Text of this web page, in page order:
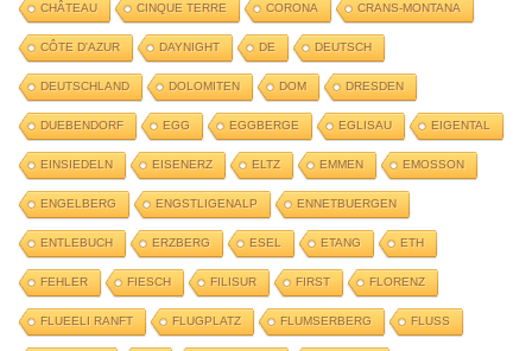
CHÂTEAU CINQUE TERRE CORONA CRANS-MONTANA
CÔTE D'AZUR DAYNIGHT DE DEUTSCH
DEUTSCHLAND DOLOMITEN DOM DRESDEN
DUEBENDORF EGG EGGBERGE EGLISAU EIGENTAL
EINSIEDELN EISENERZ ELTZ EMMEN EMOSSON
ENGELBERG ENGSTLIGENALP ENNETBUERGEN
ENTLEBUCH ERZBERG ESEL ETANG ETH
FEHLER FIESCH FILISUR FIRST FLORENZ
FLUEELI RANFT FLUGPLATZ FLUMSERBERG FLUSS